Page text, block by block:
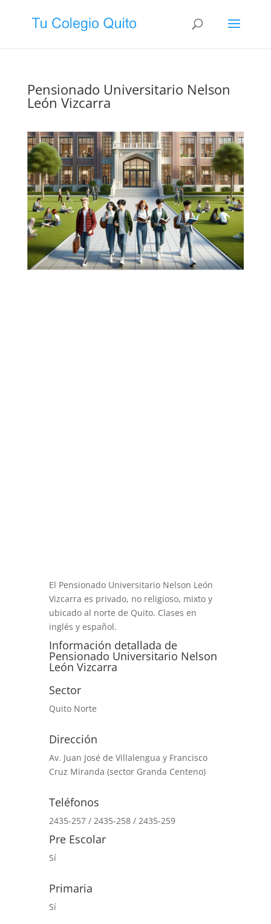
Pensionado Universitario Nelson
León Vizcarra
El Pensionado Universitario Nelson León
Vizcarra es privado, no religioso, mixto y
ubicado al norte de Quito. Clases en
inglés y español.
Información detallada de
Pensionado Universitario Nelson
León Vizcarra
Sector
Quito Norte
Dirección
Av. Juan José de Villalengua y Francisco
Cruz Miranda (sector Granda Centeno)
Teléfonos
2435-257 / 2435-258 / 2435-259
Pre Escolar
Sí
Primaria
Sí